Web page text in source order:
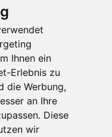
Ihnen ein
Erlebnis zu
die Werbung,
an Ihre
Diese
wir